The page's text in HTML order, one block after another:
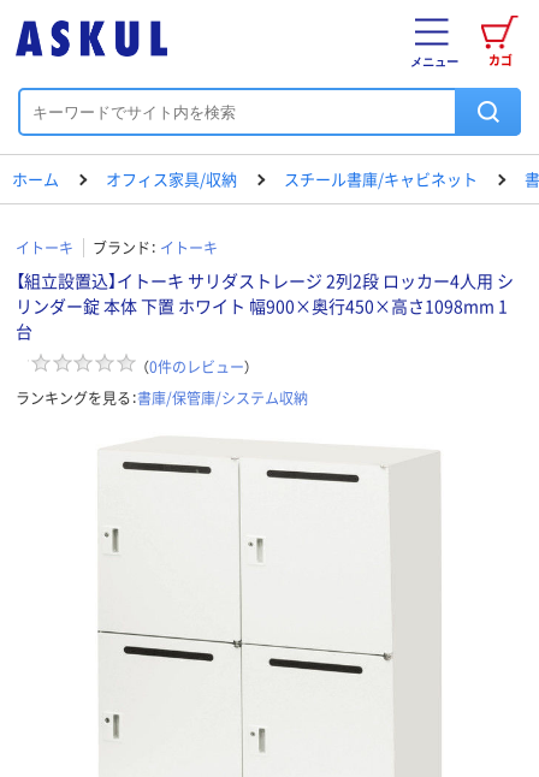
カゴ
メニュー
ホーム オフィス家具/収納 スチール書庫/キャビネット
イトーキ ブランド： イトーキ
【組立設置込】イトーキ サリダストレージ 2列2段 ロッカー4人用 シ
リンダー錠 本体 下置 ホワイト 幅900×奥行450×高さ1098mm 1
台
（0件のレビュー）
ランキングを見る：書庫/保管庫/システム収納